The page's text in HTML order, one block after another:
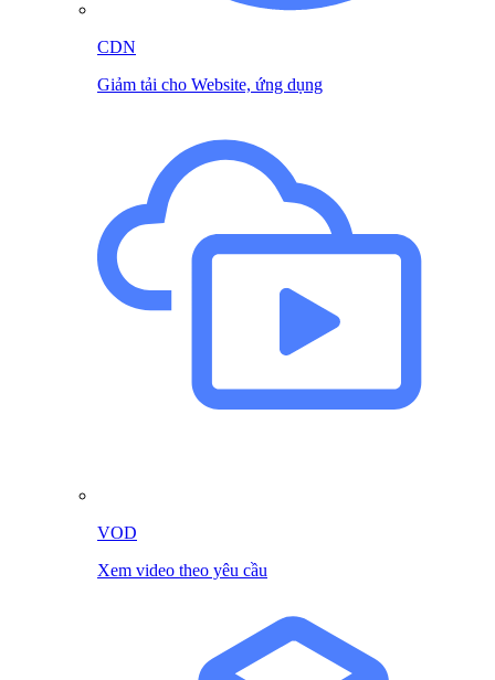
CDN
Giảm tải cho Website, ứng dụng
VOD
Xem video theo yêu cầu